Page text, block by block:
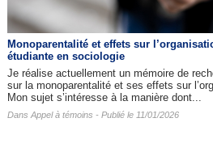
Monoparentalité et effets sur
étudiante en sociologie
Je réalise actuellement un mémoire de
sur la monoparentalité et ses effets sur
Mon sujet s’intéresse à la manière dont...
Dans Appel à témoins - Publié le 11/01/2026